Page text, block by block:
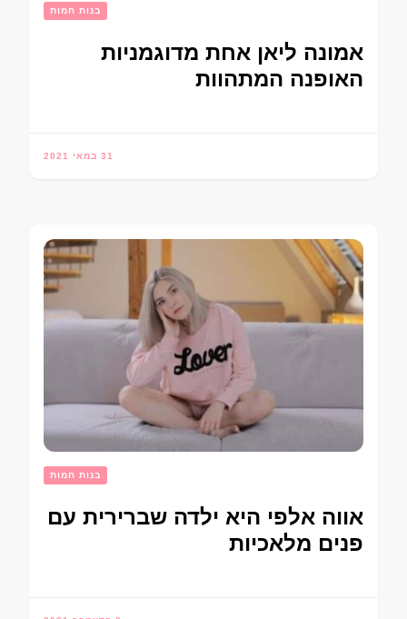
בנות חמות
אמונה ליאן אחת מדוגמניות
האופנה המתהוות
31 במאי 2021
בנות חמות
אווה אלפי היא ילדה שברירית עם
פנים מלאכיות